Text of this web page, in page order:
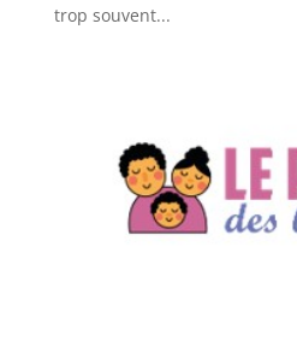
trop souvent...